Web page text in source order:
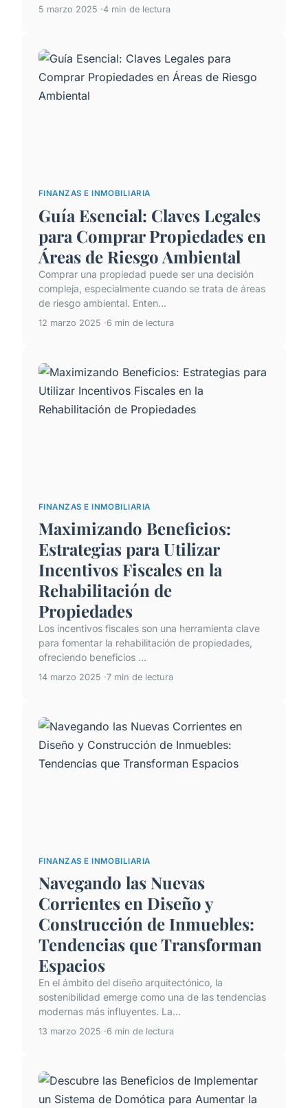
5 marzo 2025 4 min de lectura
FINANZAS E INMOBILIARIA
Guía Esencial: Claves Legales
para Comprar Propiedades en
Áreas de Riesgo Ambiental
Comprar una propiedad puede ser una decisión
compleja, especialmente cuando se trata de áreas
de riesgo ambiental. Enten...
12 marzo 2025 6 min de lectura
FINANZAS E INMOBILIARIA
Maximizando Beneficios:
Estrategias para Utilizar
Incentivos Fiscales en la
Rehabilitación de
Propiedades
Los incentivos fiscales son una herramienta clave
para fomentar la rehabilitación de propiedades,
ofreciendo beneficios ...
14 marzo 2025 7 min de lectura
FINANZAS E INMOBILIARIA
Navegando las Nuevas
Corrientes en Diseño y
Construcción de Inmuebles:
Tendencias que Transforman
Espacios
En el ámbito del diseño arquitectónico, la
sostenibilidad emerge como una de las tendencias
modernas más influyentes. La...
13 marzo 2025 6 min de lectura